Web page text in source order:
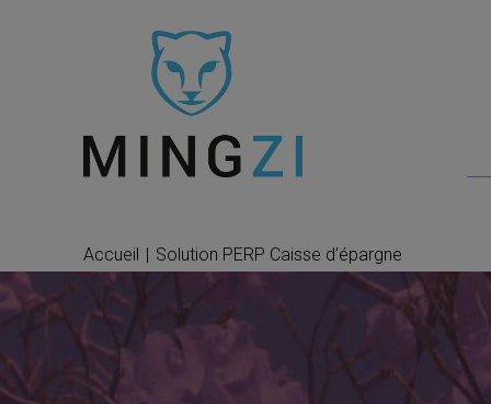
Accueil | Solution PERP Caisse d’épargne